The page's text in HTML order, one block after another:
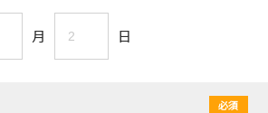
月 日
必須